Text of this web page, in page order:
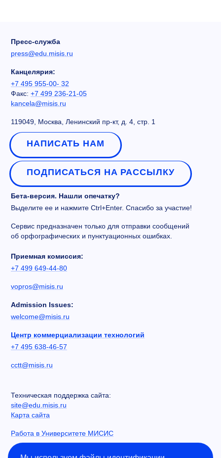
Пресс-служба
press@edu.misis.ru
Канцелярия:
+7 495 955-00- 32
Факс: +7 499 236-21-05
kancela@misis.ru
119049, Москва, Ленинский пр-кт, д. 4, стр. 1
НАПИСАТЬ НАМ
ПОДПИСАТЬСЯ НА РАССЫЛКУ
Бета-версия. Нашли опечатку?
Выделите ее и нажмите Ctrl+Enter. Спасибо за участие!
Сервис предназначен только для отправки сообщений
об орфографических и пунктуационных ошибках.
Приемная комиссия:
+7 499 649-44-80
vopros@misis.ru
Admission Issues:
welcome@misis.ru
Центр коммерциализации технологий
+7 495 638-46-57
cctt@misis.ru
Техническая поддержка сайта:
site@edu.misis.ru
Карта сайта
Работа в Университете МИСИС
Сведения об образовательной организации